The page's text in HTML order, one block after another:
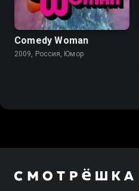
Comedy Woman
2009, Россия, Юмор